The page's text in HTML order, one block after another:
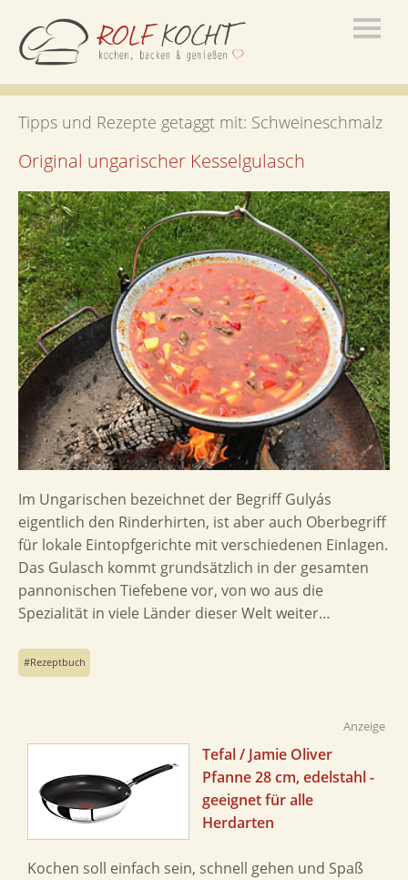
Tipps und Rezepte getaggt mit: Schweineschmalz
Original ungarischer Kesselgulasch
Im Ungarischen bezeichnet der Begriff Gulyás
eigentlich den Rinderhirten, ist aber auch Oberbegriff
für lokale Eintopfgerichte mit verschiedenen Einlagen.
Das Gulasch kommt grundsätzlich in der gesamten
pannonischen Tiefebene vor, von wo aus die
Spezialität in viele Länder dieser Welt weiter…
Rezeptbuch
Anzeige
Tefal / Jamie Oliver
Pfanne 28 cm, edelstahl -
geeignet für alle
Herdarten
Kochen soll einfach sein, schnell gehen und Spaß